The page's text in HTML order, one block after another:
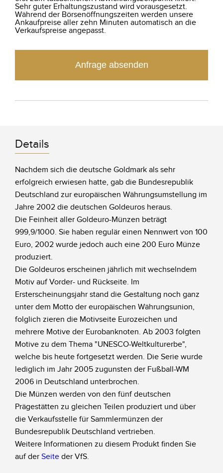
Sehr guter Erhaltungszustand wird vorausgesetzt.
Während der Börsenöffnungszeiten werden unsere
Ankaufpreise aller zehn Minuten automatisch an die
Verkaufspreise angepasst.
Anfrage absenden
Details
Nachdem sich die deutsche Goldmark als sehr
erfolgreich erwiesen hatte, gab die Bundesrepublik
Deutschland zur europäischen Währungsumstellung im
Jahre 2002 die deutschen Goldeuros heraus.
Die Feinheit aller Goldeuro-Münzen beträgt
999,9/1000. Sie haben regulär einen Nennwert von 100
Euro, 2002 wurde jedoch auch eine 200 Euro Münze
produziert.
Die Goldeuros erscheinen jährlich mit wechselndem
Motiv auf Vorder- und Rückseite. Im
Ersterscheinungsjahr stand die Gestaltung noch ganz
unter dem Motto der europäischen Währungsunion,
folglich zieren die Motivseite Eurozeichen und
mehrere Motive der Eurobanknoten. Ab 2003 folgten
Motive zu dem Thema "UNESCO-Weltkulturerbe",
welche bis heute fortgesetzt werden. Die Serie wurde
lediglich im Jahr 2005 zugunsten der Fußball-WM
2006 in Deutschland unterbrochen.
Die Münzen werden von den fünf deutschen
Prägestätten zu gleichen Teilen produziert und über
die Verkaufsstelle für Sammlermünzen der
Bundesrepublik Deutschland vertrieben.
Weitere Informationen zu diesem Produkt finden Sie
auf der Seite der VfS.